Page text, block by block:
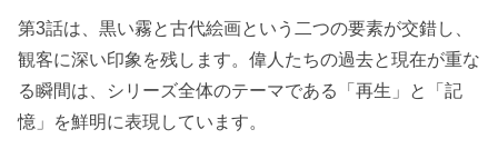
第3話は、黒い霧と古代絵画という二つの要素が交錯し、
観客に深い印象を残します。偉人たちの過去と現在が重な
る瞬間は、シリーズ全体のテーマである「再生」と「記
憶」を鮮明に表現しています。